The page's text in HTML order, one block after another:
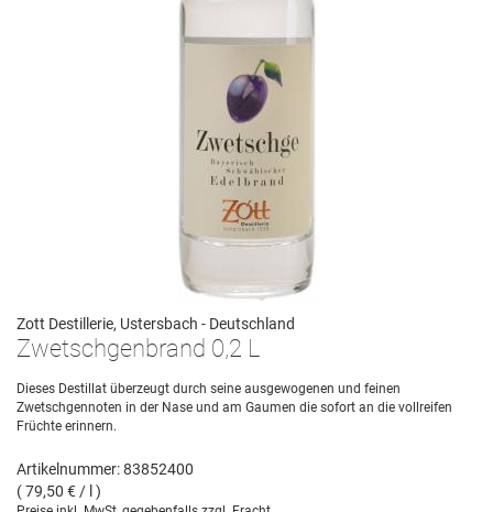
Zott Destillerie, Ustersbach - Deutschland
Zwetschgenbrand 0,2 L
Dieses Destillat überzeugt durch seine ausgewogenen und feinen
Zwetschgennoten in der Nase und am Gaumen die sofort an die vollreifen
Früchte erinnern.
Artikelnummer: 83852400
( 79,50 € / l )